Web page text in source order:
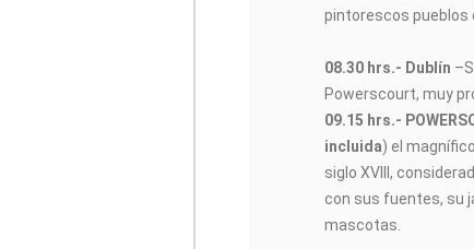
pintorescos pueblos
08.30 hrs.- Dublín
Powerscourt, muy
09.15 hrs.-
incluida) el
siglo XVIII,
con sus fuentes, su
mascotas.